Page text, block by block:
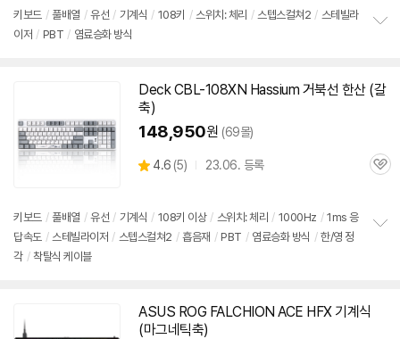
견
리
키보드 / 풀배열 / 유선 / 기계식 / 108키 / 스위치: 체리 / 스텝스컬쳐2 / 스테빌라
이저 / PBT / 염료승화 방식
치
Deck CBL-108XN Hassium 거북선 한산 (갈
축)
148,950원 (69몰)
별
4.6 (상
뷰
5) 23.06. 등록
관
키보드 / 풀배열 / 유선 / 기계식 / 108키 이상 / 스위치: 체리 / 1000Hz / 1ms 응
답속도 / 스테빌라이저 / 스텝스컬쳐2 / 흡음재 / PBT / 염료승화 방식 / 한/영 정
각 / 착탈식 케이블
ASUS ROG FALCHION ACE HFX 기계식
(마그네틱축)